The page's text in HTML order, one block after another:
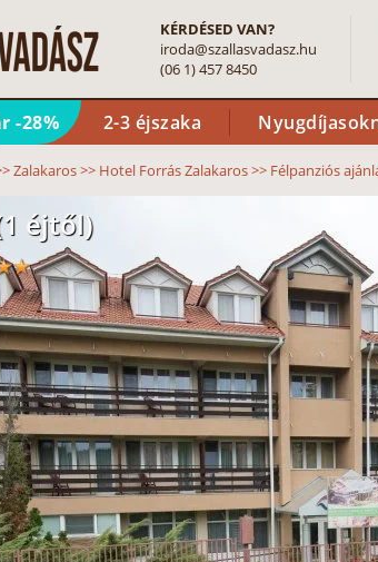
KÉRDÉSED VAN?
iroda@szallasvadasz.hu
(06 1) 457 8450
-28% 2-3 éjszaka
Zalakaros>> Hotel Forrás Zalakaros>> Félpanziós
éjtől)